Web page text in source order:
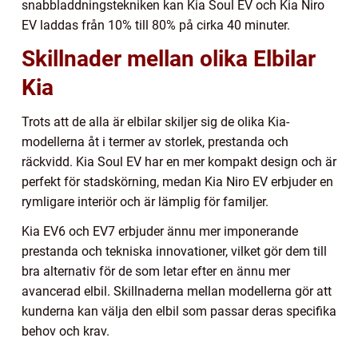
snabbladdningstekniken kan Kia Soul EV och Kia Niro
EV laddas från 10% till 80% på cirka 40 minuter.
Skillnader mellan olika Elbilar
Kia
Trots att de alla är elbilar skiljer sig de olika Kia-
modellerna åt i termer av storlek, prestanda och
räckvidd. Kia Soul EV har en mer kompakt design och är
perfekt för stadskörning, medan Kia Niro EV erbjuder en
rymligare interiör och är lämplig för familjer.
Kia EV6 och EV7 erbjuder ännu mer imponerande
prestanda och tekniska innovationer, vilket gör dem till
bra alternativ för de som letar efter en ännu mer
avancerad elbil. Skillnaderna mellan modellerna gör att
kunderna kan välja den elbil som passar deras specifika
behov och krav.